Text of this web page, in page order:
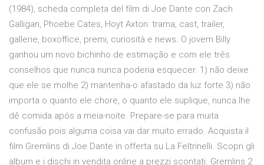
(1984), scheda completa del film di Joe Dante con Zach
Galligan, Phoebe Cates, Hoyt Axton: trama, cast, trailer,
gallerie, boxoffice, premi, curiosità e news. O jovem Billy
ganhou um novo bichinho de estimação e com ele três
conselhos que nunca nunca poderia esquecer. 1) não deixe
que ele se molhe 2) mantenha-o afastado da luz forte 3) não
importa o quanto ele chore, o quanto ele suplique, nunca lhe
dê comida após a meia-noite. Prepare-se para muita
confusão pois alguma coisa vai dar muito errado. Acquista il
film Gremlins di Joe Dante in offerta su La Feltrinelli. Scopri gli
album e i dischi in vendita online a prezzi scontati. Gremlins 2